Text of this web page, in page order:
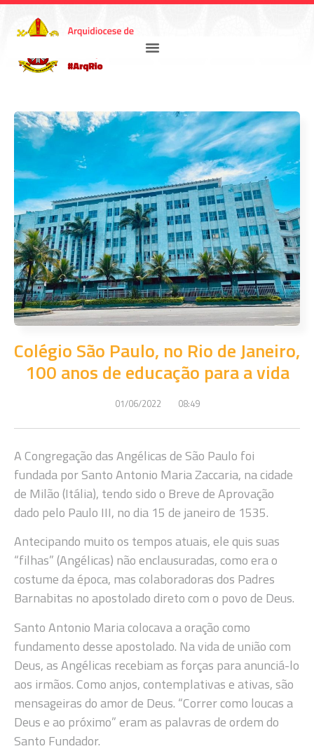
Colégio São Paulo, no Rio de Janeiro,
100 anos de educação para a vida
01/06/2022 08:49
A Congregação das Angélicas de São Paulo foi
fundada por Santo Antonio Maria Zaccaria, na cidade
de Milão (Itália), tendo sido o Breve de Aprovação
dado pelo Paulo III, no dia 15 de janeiro de 1535.
Antecipando muito os tempos atuais, ele quis suas
“filhas” (Angélicas) não enclausuradas, como era o
costume da época, mas colaboradoras dos Padres
Barnabitas no apostolado direto com o povo de Deus.
Santo Antonio Maria colocava a oração como
fundamento desse apostolado. Na vida de união com
Deus, as Angélicas recebiam as forças para anunciá-lo
aos irmãos. Como anjos, contemplativas e ativas, são
mensageiras do amor de Deus. “Correr como loucas a
Deus e ao próximo” eram as palavras de ordem do
Santo Fundador.